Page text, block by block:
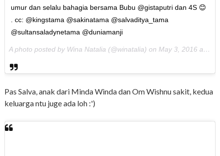
umur dan selalu bahagia bersama Bubu @gistaputri dan 4S 😊
. cc: @kingstama @sakinatama @salvaditya_tama
@sultansaladynetama @duniamanji
A photo posted by Wina Natalia (@winatalia) on May 3, 2016 at 8:30pm PDT
Pas Salva, anak dari Minda Winda dan Om Wishnu sakit, kedua
keluarga ntu juge ada loh :')